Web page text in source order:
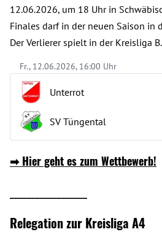
12.06.2026, um 18 Uhr in
Finales darf in der neuen Saison in
Der Verlierer spielt in der Kreisliga B.
Fr., 12.06.2026, 16:00 Uhr
Unterrot
SV Tüngental
➡Hier geht es zum Wettbewerb!
Relegation zur Kreisliga A4